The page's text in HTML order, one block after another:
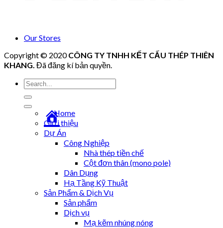
Our Stores
Copyright © 2020 CÔNG TY TNHH KẾT CẤU THÉP THIÊN
KHANG. Đã đăng kí bản quyền.
Tìm
kiếm:
Home
Giới thiệu
Dự Án
Công Nghiệp
Nhà thép tiền chế
Cột đơn thân (mono pole)
Dân Dụng
Hạ Tầng Kỹ Thuật
Sản Phẩm & Dịch Vụ
Sản phẩm
Dịch vụ
Mạ kẽm nhúng nóng